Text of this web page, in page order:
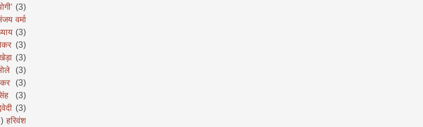
(3)
वर्मा
(3)
(3)
(3)
(3)
(3)
(3)
(3)
हरिवंश